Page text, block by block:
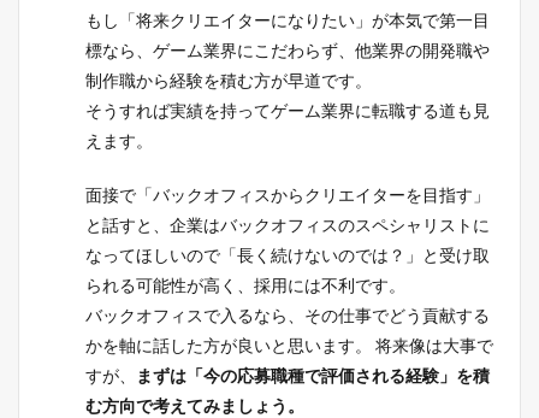
もし「将来クリエイターになりたい」が本気で第一目
標なら、ゲーム業界にこだわらず、他業界の開発職や
制作職から経験を積む方が早道です。
そうすれば実績を持ってゲーム業界に転職する道も見
えます。
面接で「バックオフィスからクリエイターを目指す」
と話すと、企業はバックオフィスのスペシャリストに
なってほしいので「長く続けないのでは？」と受け取
られる可能性が高く、採用には不利です。
バックオフィスで入るなら、その仕事でどう貢献する
かを軸に話した方が良いと思います。 将来像は大事で
すが、
まずは「今の応募職種で評価される経験」を積
む方向で考えてみましょう。